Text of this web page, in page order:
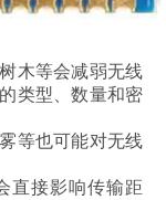
木等会减弱无线
类型、数量和密
等也可能对无线
直接影响传输距